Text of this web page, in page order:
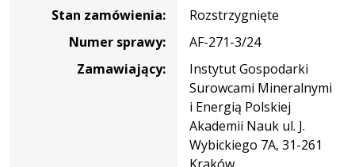
perspektywy
Stan zamówienia:
Rozstrzygnięte
Numer sprawy:
AF-271-3/24
Zamawiający:
Instytut Gospodarki
Surowcami Mineralnymi
i Energią Polskiej
Akademii Nauk ul. J.
Wybickiego 7A, 31-261
Kraków